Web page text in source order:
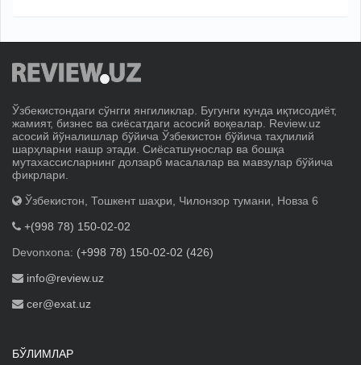
Ўзбекистондаги сўнгги янгиликлар. Бугунги кунда иқтисодиёт,
жамият, бизнес ва сиёсатдаги асосий воқеалар. Review.uz
асосий йўналишлар бўйича Ўзбекистон бўйича таҳлилий
шарҳларни нашр этади. Сиёсатшунослар ва бошқа
мутахассисларнинг долзарб масалалар ва мавзулар бўйича
фикрлари.
Ўзбекистон, Тошкент шаҳри, Чилонзор тумани, Новза 6
+(998 78) 150-02-02
Devonxona: (+998 78) 150-02-02 (426)
info@review.uz
cer@exat.uz
БЎЛИМЛАР